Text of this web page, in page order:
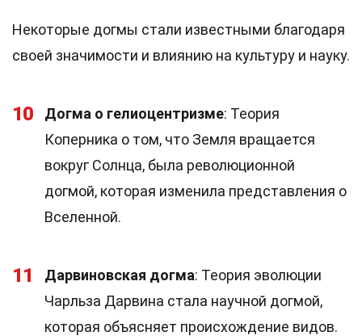
Некоторые догмы стали известными благодаря
своей значимости и влиянию на культуру и науку.
10 Догма о гелиоцентризме: Теория
Коперника о том, что Земля вращается
вокруг Солнца, была революционной
догмой, которая изменила представления о
Вселенной.
11 Дарвиновская догма: Теория эволюции
Чарльза Дарвина стала научной догмой,
которая объясняет происхождение видов.